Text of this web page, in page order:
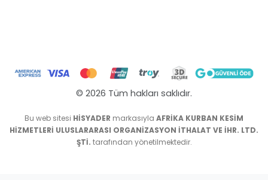
© 2026 Tüm hakları saklıdır.
Bu web sitesi HİSYADER markasıyla AFRİKA KURBAN KESİM
HİZMETLERİ ULUSLARARASI ORGANİZASYON İTHALAT VE İHR. LTD.
ŞTİ. tarafından yönetilmektedir.